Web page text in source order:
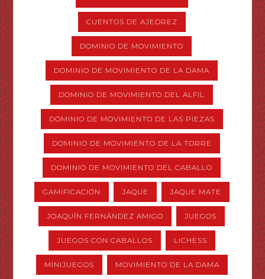
CUENTOS DE AJEDREZ
DOMINIO DE MOVIMIENTO
DOMINIO DE MOVIMIENTO DE LA DAMA
DOMINIO DE MOVIMIENTO DEL ALFIL
DOMINIO DE MOVIMIENTO DE LAS PIEZAS
DOMINIO DE MOVIMIENTO DE LA TORRE
DOMINIO DE MOVIMIENTO DEL CABALLO
GAMIFICACIÓN JAQUE JAQUE MATE
JOAQUÍN FERNÁNDEZ AMIGO JUEGOS
JUEGOS CON CABALLOS LICHESS
MINIJUEGOS MOVIMIENTO DE LA DAMA